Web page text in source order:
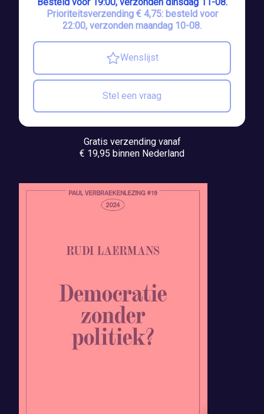
Prioriteitsverzending € 4,75: besteld voor
22:00, verzonden maandag 10-08.
Wenslijst
Stel een vraag
Gratis verzending vanaf
€ 19,95 binnen Nederland